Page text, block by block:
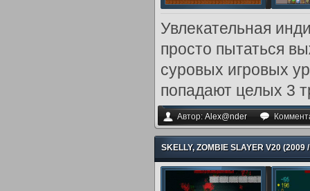
Увлекательная
просто пытаться
суровых игровых
попадают целых 3
Автор: Alex@nder
SKELLY, ZOMBIE SLAYER V20